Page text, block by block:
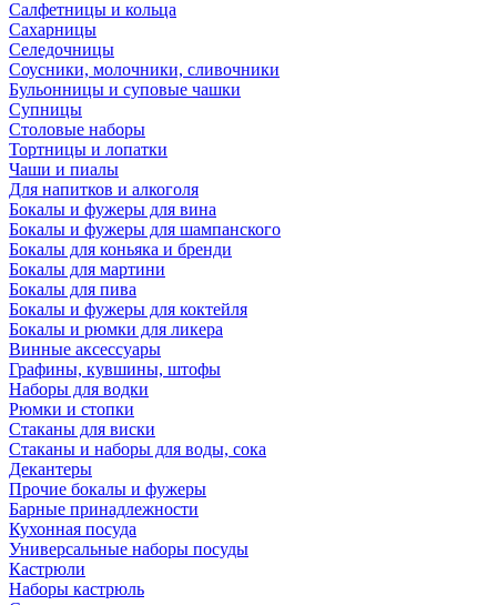
Салфетницы и кольца
Сахарницы
Селедочницы
Соусники, молочники, сливочники
Бульонницы и суповые чашки
Супницы
Столовые наборы
Тортницы и лопатки
Чаши и пиалы
Для напитков и алкоголя
Бокалы и фужеры для вина
Бокалы и фужеры для шампанского
Бокалы для коньяка и бренди
Бокалы для мартини
Бокалы для пива
Бокалы и фужеры для коктейля
Бокалы и рюмки для ликера
Винные аксессуары
Графины, кувшины, штофы
Наборы для водки
Рюмки и стопки
Стаканы для виски
Стаканы и наборы для воды, сока
Декантеры
Прочие бокалы и фужеры
Барные принадлежности
Кухонная посуда
Универсальные наборы посуды
Кастрюли
Наборы кастрюль